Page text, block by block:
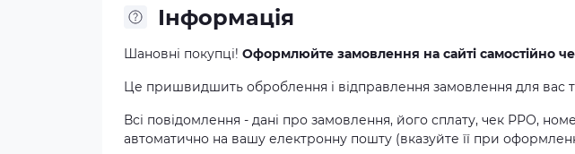
Інформація
Шановні покупці! Оформлюйте замовлення на сайті самостійно
Це пришвидшить оброблення і відправлення замовлення для вас
Всі повідомлення - дані про замовлення, його сплату, чек РРО,
автоматично на вашу електронну пошту (вказуйте її при